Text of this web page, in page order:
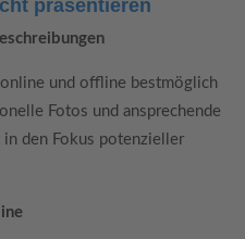
präsentieren
und offline bestmöglich
Fotos und ansprechende
den Fokus potenzieller